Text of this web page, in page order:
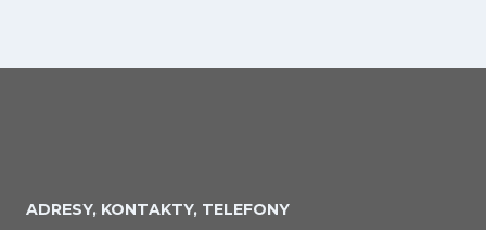
ADRESY, KONTAKTY, TELEFONY